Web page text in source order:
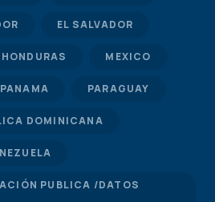
EL SALVADOR
HONDURAS MEXICO
PANAMA PARAGUAY
DOMINICANA
PUBLICA /DATOS